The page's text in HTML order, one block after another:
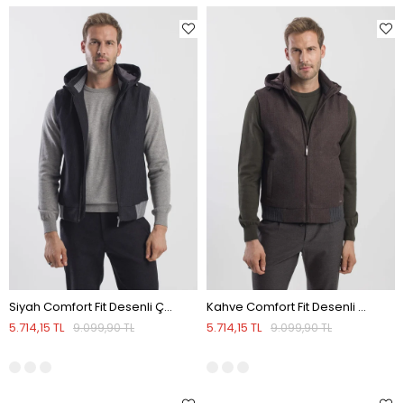
Siyah Comfort Fit Desenli Çıkarılabilir Kapüşonlu Yelek
5.714,15 TL 9.099,90 TL
Kahve Comfort Fit Desenli Çıkarılabilir Kapüşonlu Yelek
5.714,15 TL 9.099,90 TL